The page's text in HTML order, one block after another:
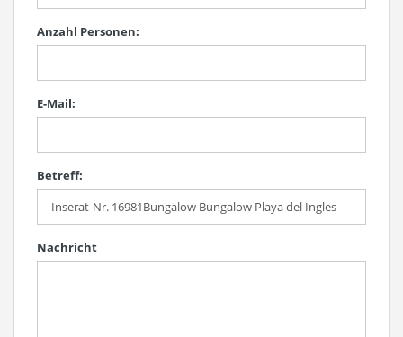
Anzahl Personen:
E-Mail:
Betreff:
Nachricht